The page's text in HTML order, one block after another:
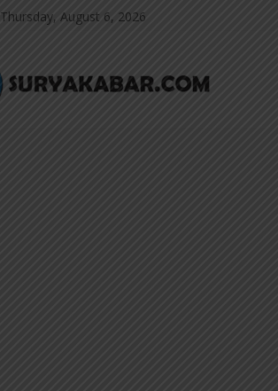
Thursday, August 6, 2026